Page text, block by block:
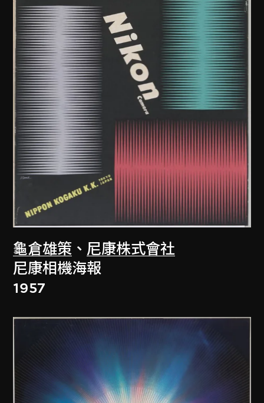
龜倉雄策 、 尼康株式會社
尼康相機海報
1957